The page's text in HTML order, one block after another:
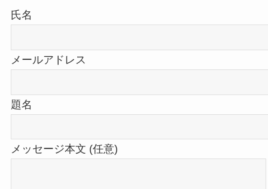
氏名
メールアドレス
題名
メッセージ本文 (任意)